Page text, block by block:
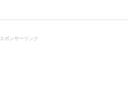
スポンサーリンク